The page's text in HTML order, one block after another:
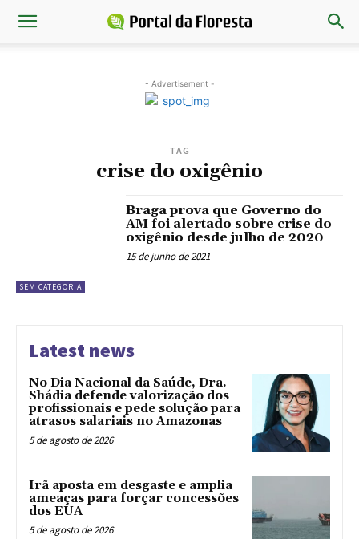
- Advertisement -
TAG
crise do oxigênio
SEM CATEGORIA
Braga prova que Governo do
AM foi alertado sobre crise do
oxigênio desde julho de 2020
15 de junho de 2021
Latest news
No Dia Nacional da Saúde, Dra.
Shádia defende valorização dos
profissionais e pede solução para
atrasos salariais no Amazonas
5 de agosto de 2026
Irã aposta em desgaste e amplia
ameaças para forçar concessões
dos EUA
5 de agosto de 2026